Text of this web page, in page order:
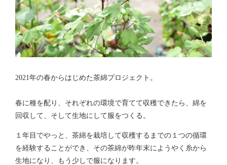
2021年の春からはじめた茶綿プロジェクト。
春に種を配り、それぞれの環境で育てて収穫できたら、綿を
回収して、そして生地にして服をつくる。
１年目でやっと、茶綿を栽培して収穫するまでの１つの循環
を経験することができ、その茶綿が昨年末にようやく糸から
生地になり、もう少しで服になります。